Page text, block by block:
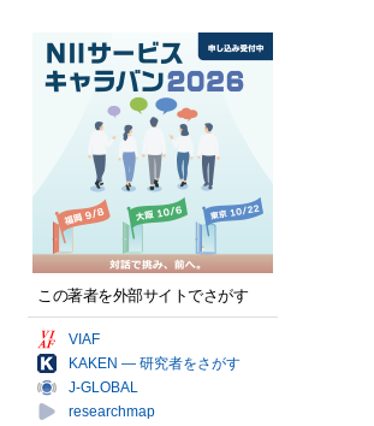
この著者を外部サイトでさがす
VIAF
KAKEN — 研究者をさがす
J-GLOBAL
researchmap